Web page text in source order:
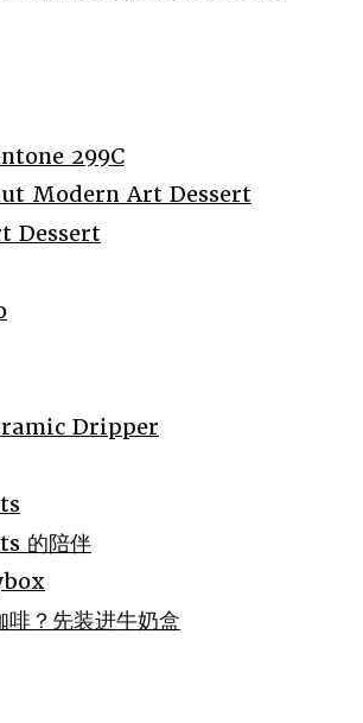
299C
Modern Art Dessert
Dessert
Dripper
的陪伴
啡？先装进牛奶盒